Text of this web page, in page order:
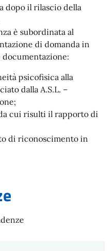
dopo il rilascio della
è subordinata al
di domanda in
documentazione:
psicofisica alla
dalla A.S.L. –
cui risulti il rapporto di
di riconoscimento in